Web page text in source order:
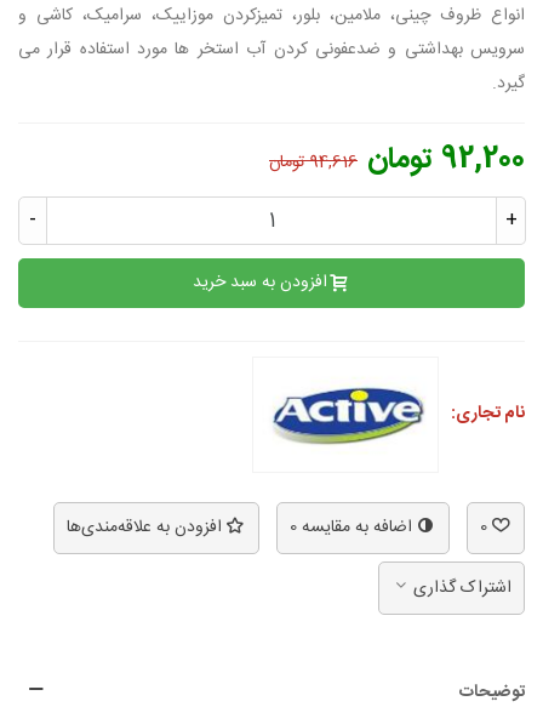
انواع ظروف چینی، ملامین، بلور، تمیزکردن موزاییک، سرامیک، کاشی و
سرویس بهداشتی و ضدعفونی کردن آب استخر ها مورد استفاده قرار می
گیرد.
92,200 تومان 94,616 تومان
- +
افزودن به سبد خرید
نام تجاری:
0 اضافه به مقایسه0 افزودن به علاقه‌مندی‌ها
اشتراک گذاری
توضیحات